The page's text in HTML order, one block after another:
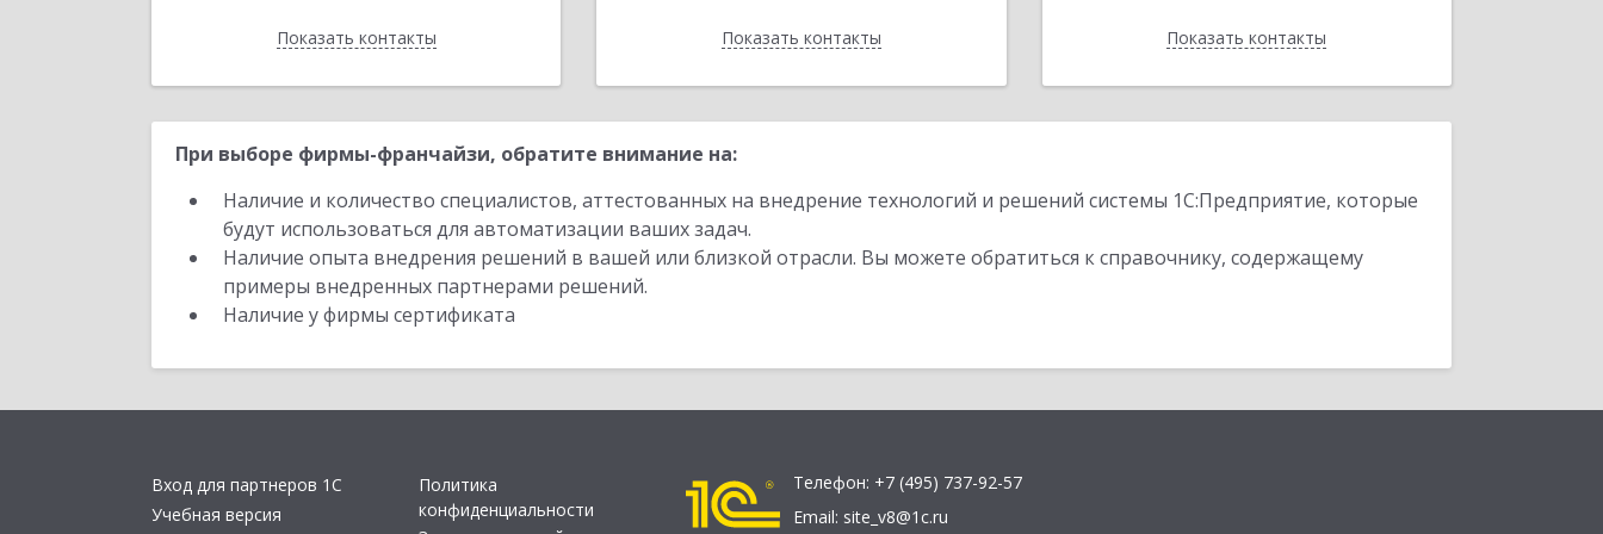
Показать контакты
Назад Показать контакты
Назад Показать контакты
Назад
При выборе фирмы-франчайзи, обратите внимание на:
Наличие и количество специалистов, аттестованных на внедрение технологий и решений системы 1С:Предприятие, которые
будут использоваться для автоматизации ваших задач.
Наличие опыта внедрения решений в вашей или близкой отрасли. Вы можете обратиться к справочнику, содержащему
примеры внедренных партнерами решений.
Наличие у фирмы сертификата
Вход для партнеров 1С
Учебная версия
Политика
конфиденциальности
Телефон: +7 (495) 737-92-57
Email: site_v8@1c.ru